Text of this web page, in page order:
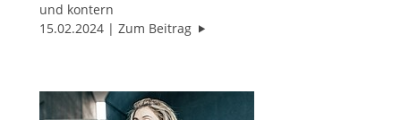
und kontern
15.02.2024
Zum Beitrag "Gefühlte Wahrheiten – Der